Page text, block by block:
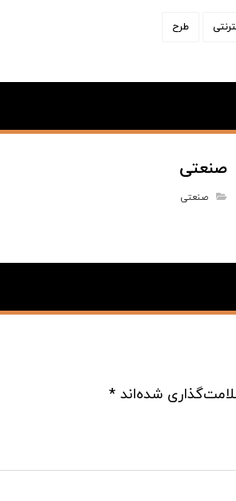
طرح
صنعتی
صنعتی
شده‌اند *